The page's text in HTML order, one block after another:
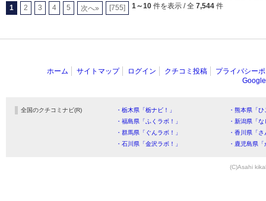
1 2 3 4 5 次へ» [755] 1～10 件を表示 / 全 7,544 件
ホーム サイトマップ ログイン クチコミ投稿
プライバシー
全国のクチコミナビ(R) ・栃木県「栃ナビ！」
・熊本県「
・福島県「ふくラボ！」
・新潟県「
・群馬県「ぐんラボ！」
・香川県「
・石川県「金沢ラボ！」
・鹿児島県
(C)Asahi